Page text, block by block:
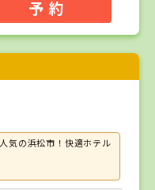
予 約
人気の浜松市！快適ホテル